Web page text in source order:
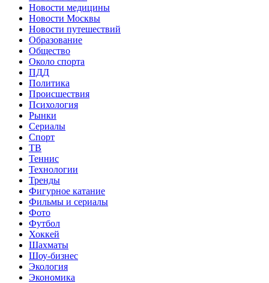
Новости медицины
Новости Москвы
Новости путешествий
Образование
Общество
Около спорта
ПДД
Политика
Происшествия
Психология
Рынки
Сериалы
Спорт
ТВ
Теннис
Технологии
Тренды
Фигурное катание
Фильмы и сериалы
Фото
Футбол
Хоккей
Шахматы
Шоу-бизнес
Экология
Экономика